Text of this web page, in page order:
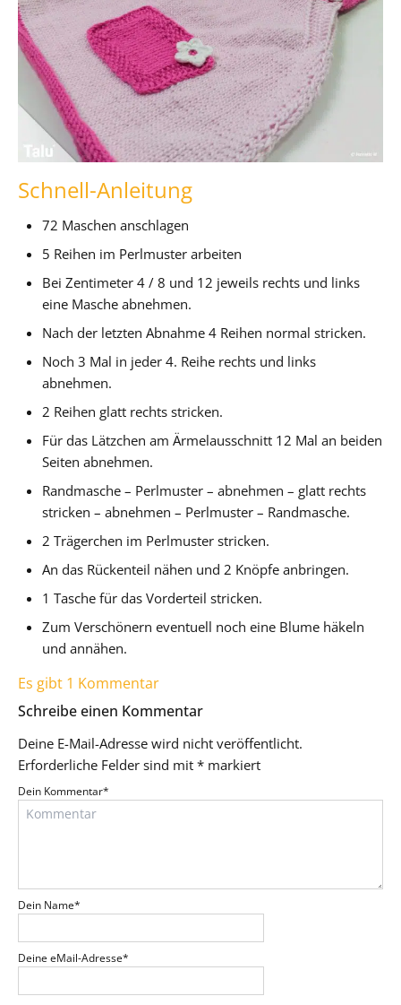
Schnell-Anleitung
72 Maschen anschlagen
5 Reihen im Perlmuster arbeiten
Bei Zentimeter 4 / 8 und 12 jeweils rechts und links
eine Masche abnehmen.
Nach der letzten Abnahme 4 Reihen normal stricken.
Noch 3 Mal in jeder 4. Reihe rechts und links
abnehmen.
2 Reihen glatt rechts stricken.
Für das Lätzchen am Ärmelausschnitt 12 Mal an beiden
Seiten abnehmen.
Randmasche – Perlmuster – abnehmen – glatt rechts
stricken – abnehmen – Perlmuster – Randmasche.
2 Trägerchen im Perlmuster stricken.
An das Rückenteil nähen und 2 Knöpfe anbringen.
1 Tasche für das Vorderteil stricken.
Zum Verschönern eventuell noch eine Blume häkeln
und annähen.
Es gibt 1 Kommentar
Schreibe einen Kommentar
Deine E-Mail-Adresse wird nicht veröffentlicht.
Erforderliche Felder sind mit * markiert
Dein Kommentar*
Dein Name*
Deine eMail-Adresse*